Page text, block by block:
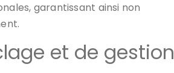
garantissant ainsi non
et de gestion